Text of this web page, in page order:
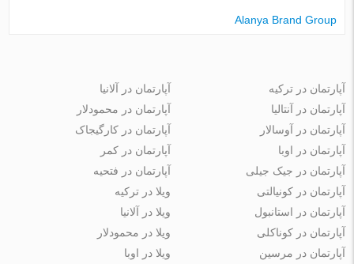
Alanya Brand Group
آپارتمان در ترکیه
آپارتمان در آنتالیا
آپارتمان در آوسالار
آپارتمان در اوبا
آپارتمان در جیک جیلی
آپارتمان در آلانیا
آپارتمان در محمودلار
آپارتمان در کارگیجاک
آپارتمان در کمر
آپارتمان در فتحیه
آپارتمان در کونیالتی
آپارتمان در استانبول
آپارتمان در کوناکلی
آپارتمان در مرسین
ویلا در ترکیه
ویلا در آلانیا
ویلا در محمودلار
ویلا در اوبا